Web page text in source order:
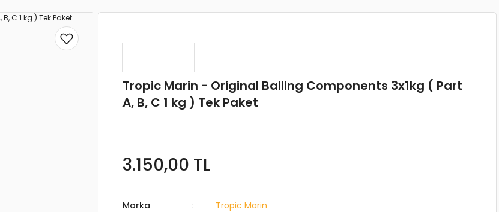
Tropic Marin - Original Balling Components 3x1kg ( Part
A, B, C 1 kg ) Tek Paket
3.150,00 TL
Marka
Tropic Marin